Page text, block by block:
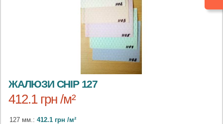
ЖАЛЮЗИ CHIP 127
412.1 грн /м²
127 мм.: 412.1 грн /м²